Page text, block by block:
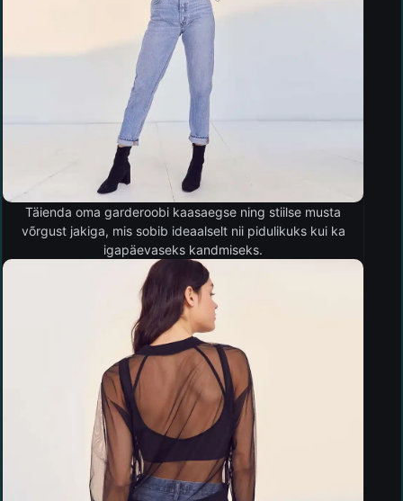
Täienda oma garderoobi kaasaegse ning stiilse musta
võrgust jakiga, mis sobib ideaalselt nii pidulikuks kui ka
igapäevaseks kandmiseks.